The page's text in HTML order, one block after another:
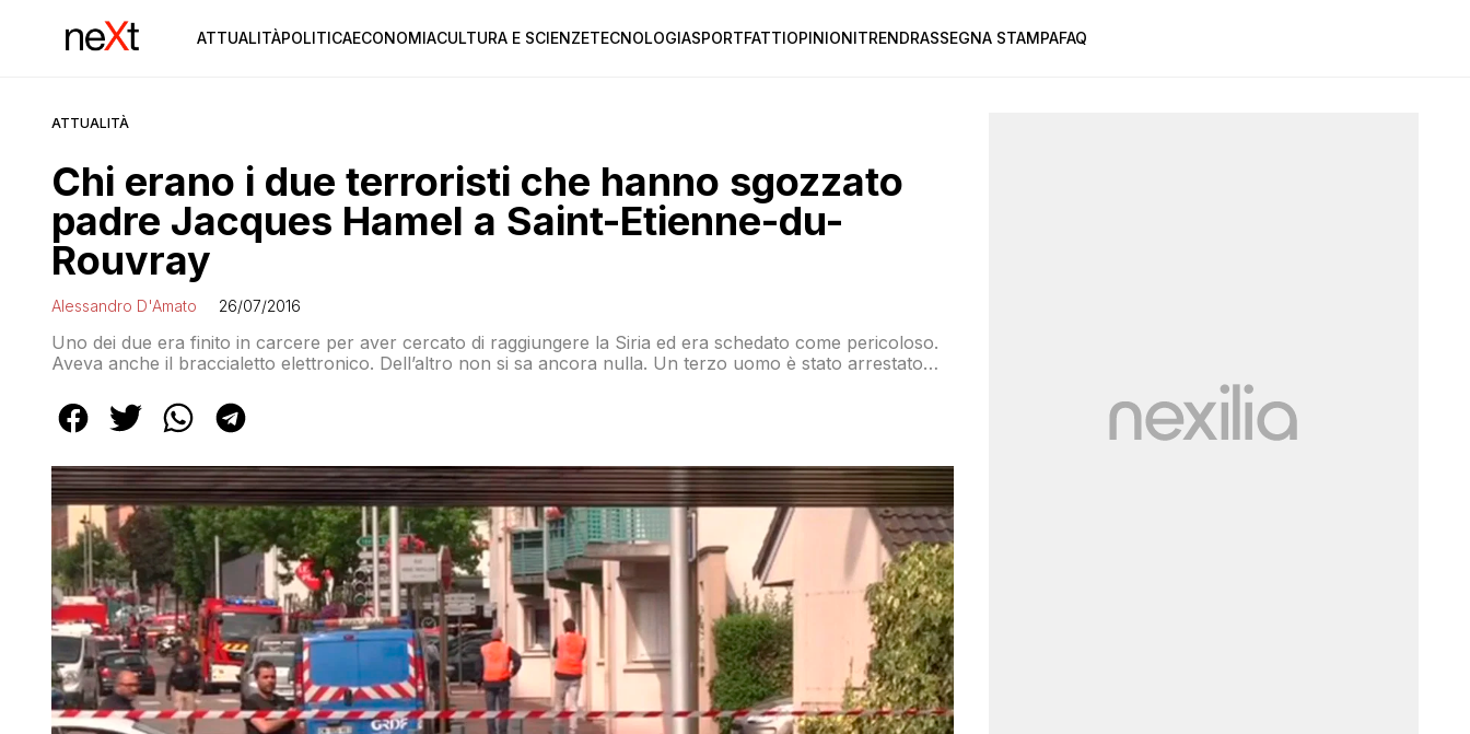
ATTUALITÀPOLITICAECONOMIACULTURA E SCIENZETECNOLOGIASPORTFATTIOPINIONITRENDRASSEGNA STAMPAFAQ
ATTUALITÀ
Chi erano i due terroristi che hanno sgozzato
padre Jacques Hamel a Saint-Etienne-du-
Rouvray
Alessandro D'Amato 26/07/2016
Uno dei due era finito in carcere per aver cercato di raggiungere la Siria ed era schedato come pericoloso.
Aveva anche il braccialetto elettronico. Dell’altro non si sa ancora nulla. Un terzo uomo è stato arrestato